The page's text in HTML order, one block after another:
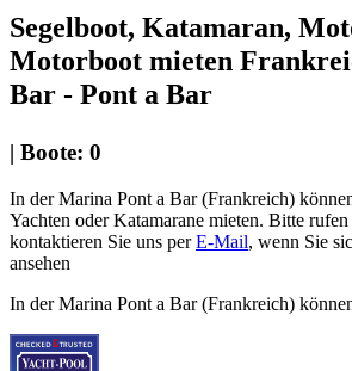
Segelboot, Katamaran,
Motorboot mieten
Bar - Pont a Bar
| Boote: 0
In der Marina Pont a Bar (Frankreich)
Yachten oder Katamarane mieten. Bitte
kontaktieren Sie uns perE-Mail, wenn Sie
ansehen
In der Marina Pont a Bar (Frankreich)